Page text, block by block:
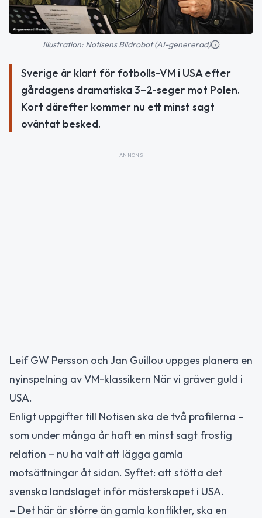
Illustration: Notisens Bildrobot (AI-genererad)
Sverige är klart för fotbolls-VM i USA efter
gårdagens dramatiska 3–2-seger mot Polen.
Kort därefter kommer nu ett minst sagt
oväntat besked.
ANNONS
Leif GW Persson och Jan Guillou uppges planera en
nyinspelning av VM-klassikern När vi gräver guld i
USA.
Enligt uppgifter till Notisen ska de två profilerna –
som under många år haft en minst sagt frostig
relation – nu ha valt att lägga gamla
motsättningar åt sidan. Syftet: att stötta det
svenska landslaget inför mästerskapet i USA.
– Det här är större än gamla konflikter, ska en